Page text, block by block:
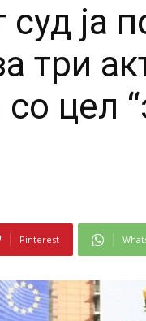
ја
три
цел
Pinterest